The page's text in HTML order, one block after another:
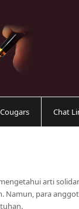
Chat
arti
Namun, para